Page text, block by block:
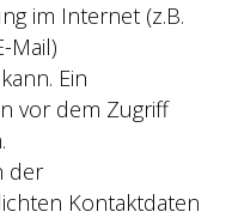
im Internet (z.B.
Mail)
Ein
vor dem Zugriff
der
Kontaktdaten